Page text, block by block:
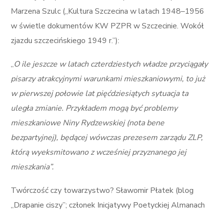
Marzena Szulc („Kultura Szczecina w latach 1948–1956
w świetle dokumentów KW PZPR w Szczecinie. Wokół
zjazdu szczecińskiego 1949 r.”):
„O ile jeszcze w latach czterdziestych władze przyciągały
pisarzy atrakcyjnymi warunkami mieszkaniowymi, to już
w pierwszej połowie lat pięćdziesiątych sytuacja ta
uległa zmianie. Przykładem mogą być problemy
mieszkaniowe Niny Rydzewskiej (nota bene
bezpartyjnej), będącej wówczas prezesem zarządu ZLP,
którą wyeksmitowano z wcześniej przyznanego jej
mieszkania”.
Twórczość czy towarzystwo? Sławomir Płatek (blog
„Drapanie ciszy”; członek Inicjatywy Poetyckiej Almanach